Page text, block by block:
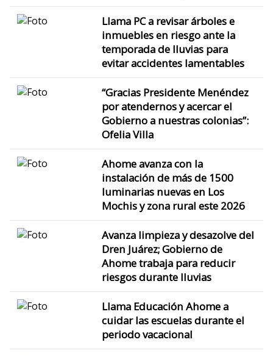
Llama PC a revisar árboles e
inmuebles en riesgo ante la
temporada de lluvias para
evitar accidentes lamentables
“Gracias Presidente Menéndez
por atendernos y acercar el
Gobierno a nuestras colonias”:
Ofelia Villa
Ahome avanza con la
instalación de más de 1500
luminarias nuevas en Los
Mochis y zona rural este 2026
Avanza limpieza y desazolve del
Dren Juárez; Gobierno de
Ahome trabaja para reducir
riesgos durante lluvias
Llama Educación Ahome a
cuidar las escuelas durante el
periodo vacacional